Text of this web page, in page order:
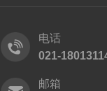
电话
021-
邮箱